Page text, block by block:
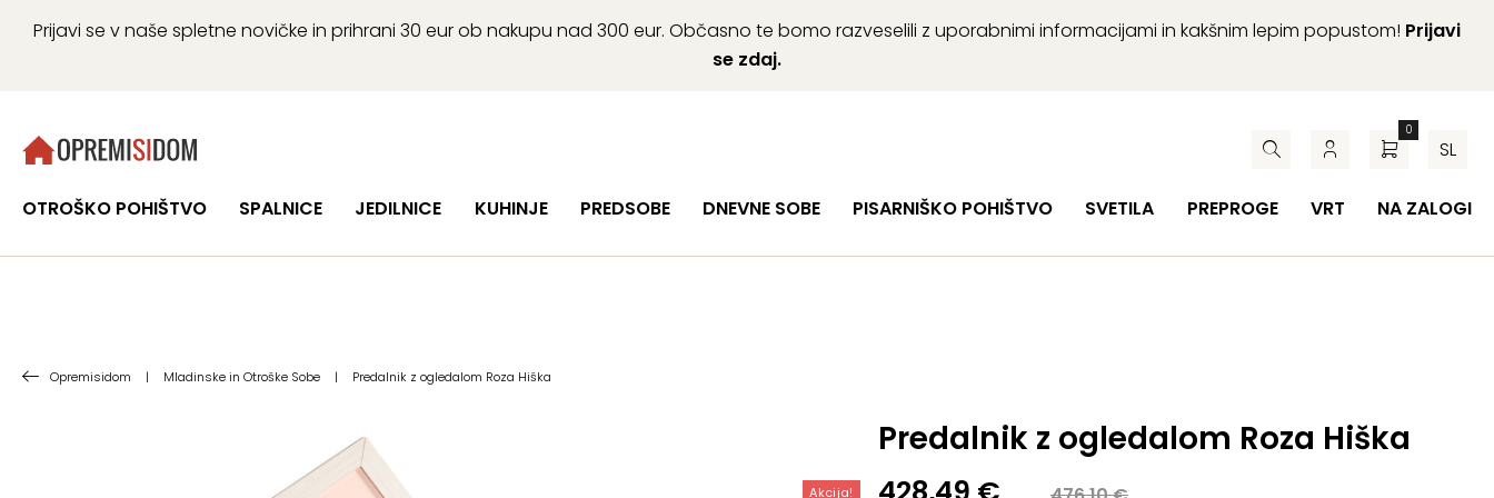
Prijavi se v naše spletne novičke in prihrani 30 eur ob nakupu nad 300 eur. Občasno te bomo razveselili z uporabnimi informacijami in kakšnim lepim popustom! Prijavi
se zdaj.
0
SL
OTROŠKO POHIŠTVO SPALNICE JEDILNICE KUHINJE PREDSOBE DNEVNE SOBE PISARNIŠKO POHIŠTVO SVETILA PREPROGE VRT NA ZALOGI
Opremisidom | Mladinske in Otroške Sobe | Predalnik z ogledalom Roza Hiška
Predalnik z ogledalom Roza Hiška
Akcija!